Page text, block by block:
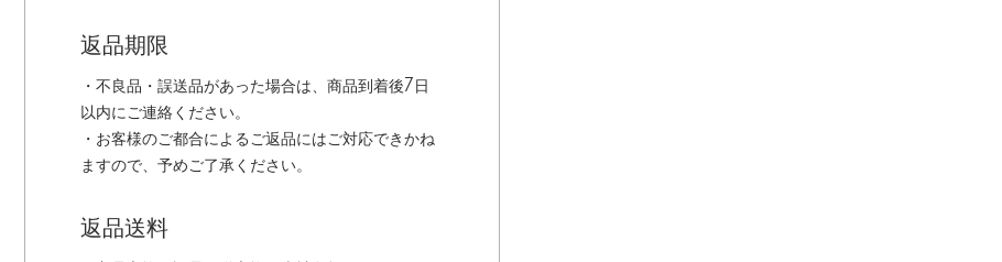
返品期限
・不良品・誤送品があった場合は、商品到着後7日
以内にご連絡ください。
・お客様のご都合によるご返品にはご対応できかね
ますので、予めご了承ください。
返品送料